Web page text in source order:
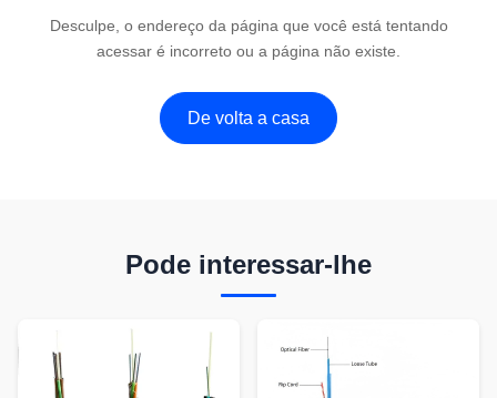
Desculpe, o endereço da página que você está tentando
acessar é incorreto ou a página não existe.
De volta a casa
Pode interessar-lhe